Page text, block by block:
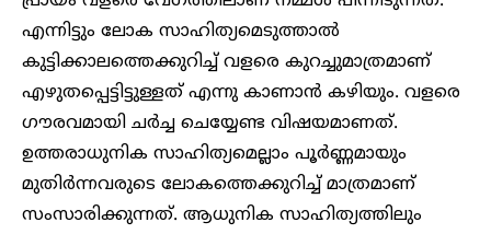
എന്നിട്ടും ലോക സാഹിത്യമെടുത്താൽ
കുട്ടിക്കാലത്തെ‌ക്കുറിച്ച് വളരെ കുറച്ചുമാത്രമാണ്
എഴുതപ്പെട്ടിട്ടുള്ളത് എന്നു കാണാൻ കഴിയും. വളരെ
ഗൗരവമായി ചർച്ച ചെയ്യേണ്ട വിഷയമാണത്.
ഉത്തരാധുനിക സാഹിത്യമെല്ലാം പൂർണ്ണമായും
മുതിർന്നവരുടെ ലോകത്തെക്കുറിച്ച് മാത്രമാണ്
സംസാരിക്കുന്നത്. ആധുനിക സാഹിത്യത്തിലും